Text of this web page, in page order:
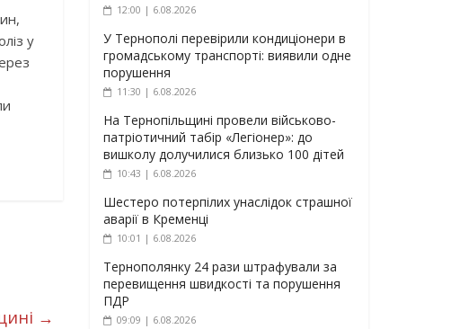
у
→
12:00 | 6.08.2026
У Тернополі перевірили кондиціонери в
громадському транспорті: виявили одне
порушення
11:30 | 6.08.2026
На Тернопільщині провели військово-
патріотичний табір «Легіонер»: до
вишколу долучилися близько 100 дітей
10:43 | 6.08.2026
Шестеро потерпілих унаслідок страшної
аварії в Кременці
10:01 | 6.08.2026
Тернополянку 24 рази штрафували за
перевищення швидкості та порушення
ПДР
09:09 | 6.08.2026